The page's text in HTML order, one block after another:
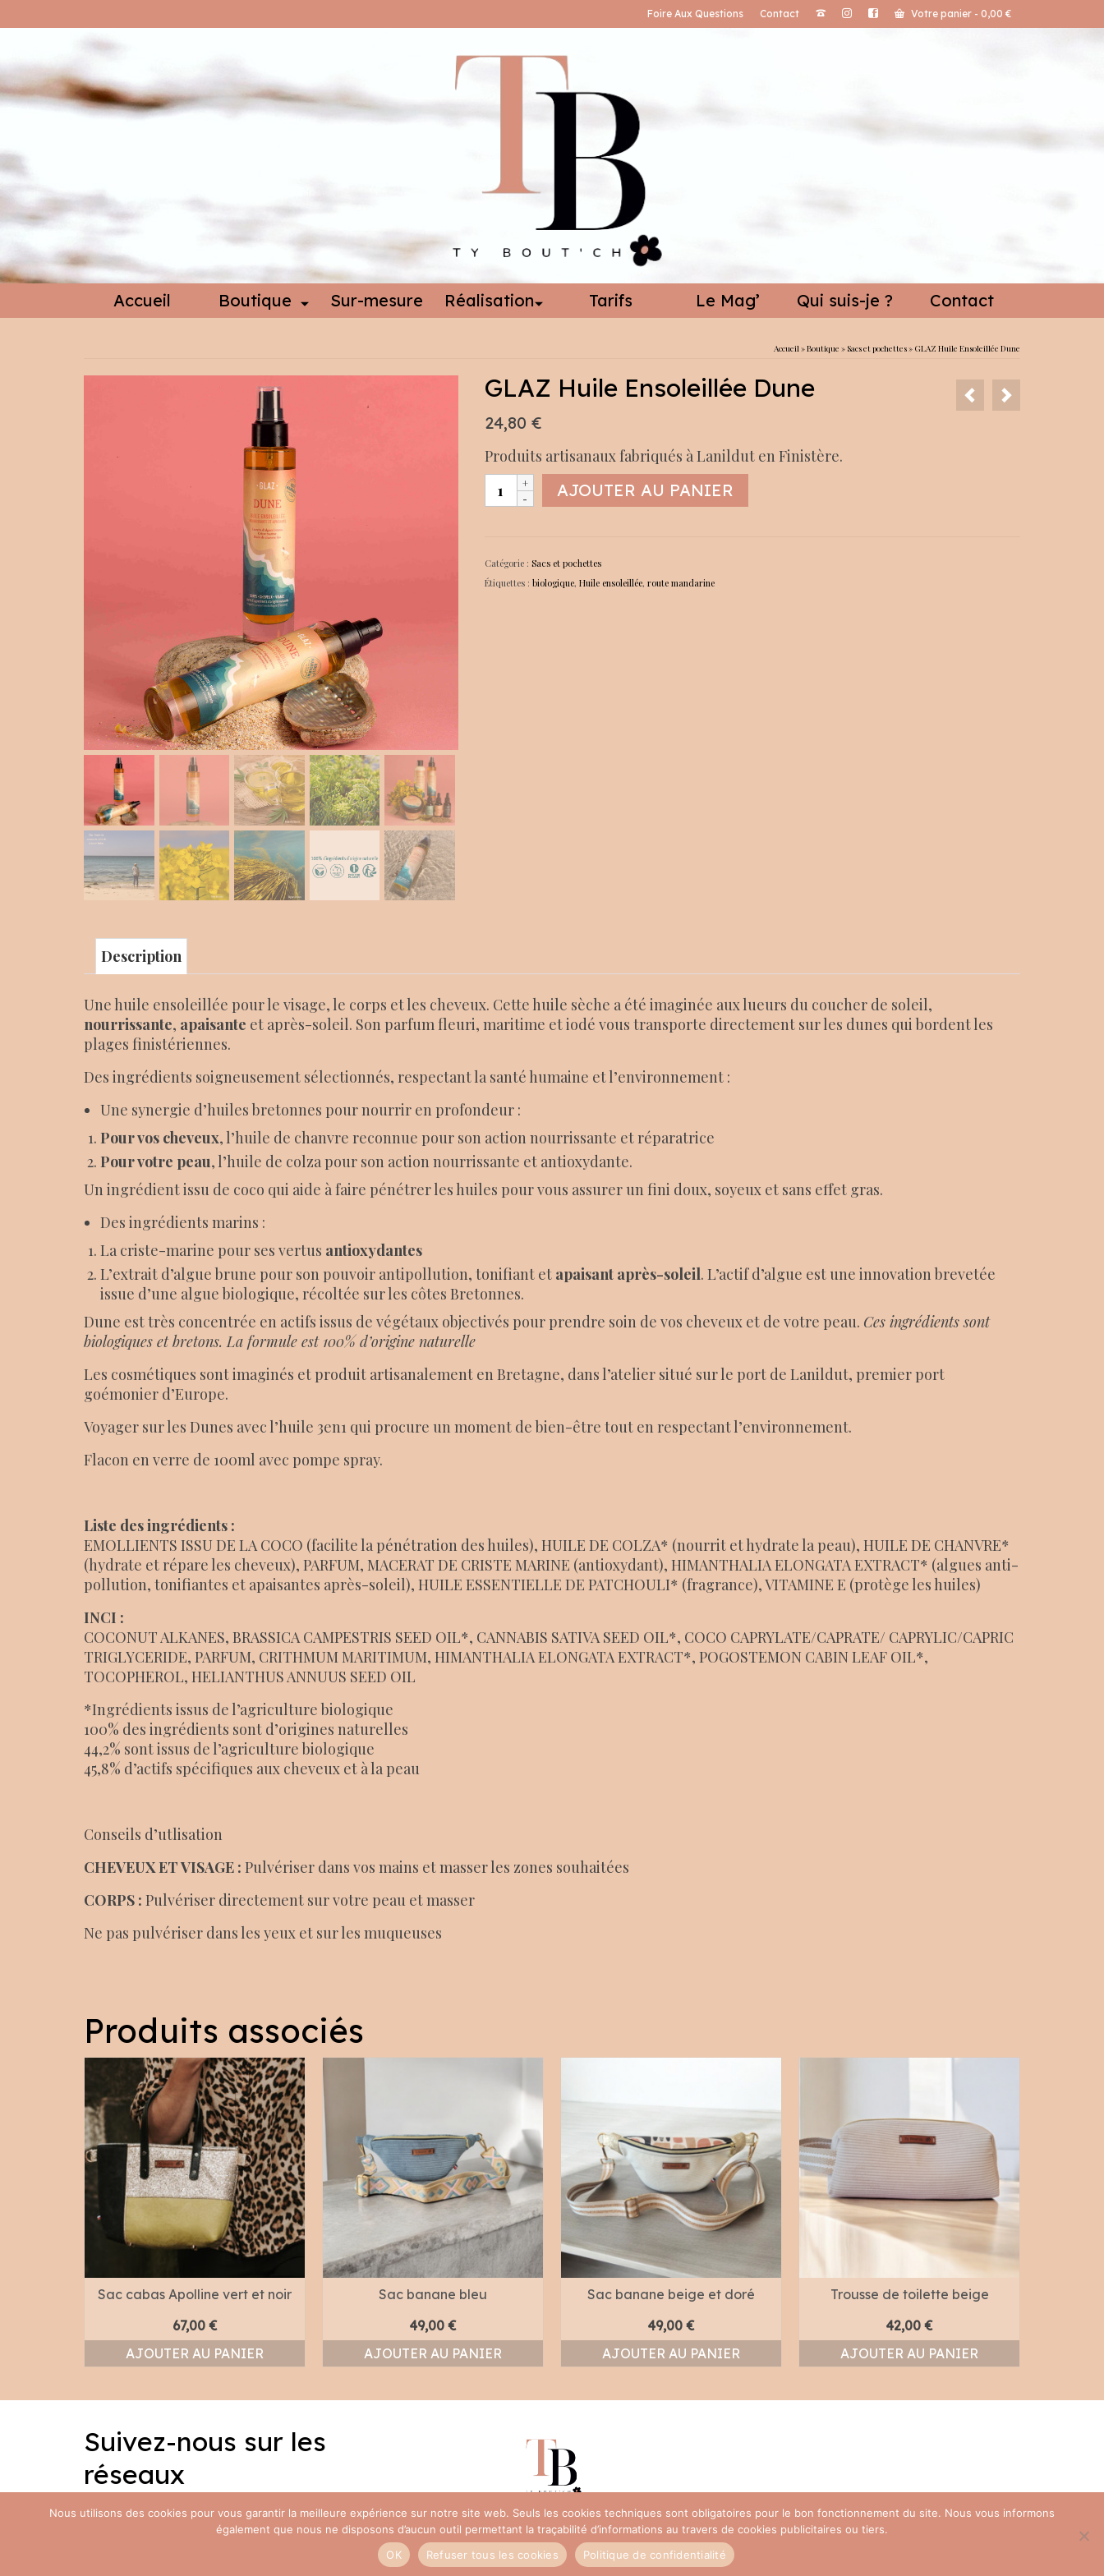
Foire Aux Questions Contact Votre panier - 0,00 €
Accueil Boutique Sur-mesure Réalisation Tarifs Le Mag’ Qui suis-je ? Contact
Accueil»Boutique » Sacs et pochettes» GLAZ Huile Ensoleillée Dune
GLAZ Huile Ensoleillée Dune
24,80 €
Produits artisanaux fabriqués à Lanildut en Finistère.
quantité
de
Ensoleillée
Dune
AJOUTER AU PANIER
Catégorie : Sacs et pochettes
Étiquettes : biologique, Huile ensoleillée, route mandarine
Description
Une huile ensoleillée pour le visage, le corps et les cheveux. Cette huile sèche a été imaginée aux lueurs du coucher de soleil,
nourrissante, apaisante et après-soleil. Son parfum fleuri, maritime et iodé vous transporte directement sur les dunes qui bordent les
plages finistériennes.
Des ingrédients soigneusement sélectionnés, respectant la santé humaine et l’environnement :
Une synergie d’huiles bretonnes pour nourrir en profondeur :
Pour vos cheveux, l’huile de chanvre reconnue pour son action nourrissante et réparatrice
Pour votre peau, l’huile de colza pour son action nourrissante et antioxydante.
Un ingrédient issu de coco qui aide à faire pénétrer les huiles pour vous assurer un fini doux, soyeux et sans effet gras.
Des ingrédients marins :
La criste-marine pour ses vertus antioxydantes
L’extrait d’algue brune pour son pouvoir antipollution, tonifiant et apaisant après-soleil. L’actif d’algue est une innovation brevetée
issue d’une algue biologique, récoltée sur les côtes Bretonnes.
Dune est très concentrée en actifs issus de végétaux objectivés pour prendre soin de vos cheveux et de votre peau. Ces ingrédients sont
biologiques et bretons. La formule est 100% d’origine naturelle
Les cosmétiques sont imaginés et produit artisanalement en Bretagne, dans l’atelier situé sur le port de Lanildut, premier port
goémonier d’Europe.
Voyager sur les Dunes avec l’huile 3en1 qui procure un moment de bien-être tout en respectant l’environnement.
Flacon en verre de 100ml avec pompe spray.
Liste des ingrédients :
EMOLLIENTS ISSU DE LA COCO (facilite la pénétration des huiles), HUILE DE COLZA* (nourrit et hydrate la peau), HUILE DE CHANVRE*
(hydrate et répare les cheveux), PARFUM, MACERAT DE CRISTE MARINE (antioxydant), HIMANTHALIA ELONGATA EXTRACT* (algues anti-
pollution, tonifiantes et apaisantes après-soleil), HUILE ESSENTIELLE DE PATCHOULI* (fragrance), VITAMINE E (protège les huiles)
INCI :
COCONUT ALKANES, BRASSICA CAMPESTRIS SEED OIL*, CANNABIS SATIVA SEED OIL*, COCO CAPRYLATE/CAPRATE/ CAPRYLIC/CAPRIC
TRIGLYCERIDE, PARFUM, CRITHMUM MARITIMUM, HIMANTHALIA ELONGATA EXTRACT*, POGOSTEMON CABIN LEAF OIL*,
TOCOPHEROL, HELIANTHUS ANNUUS SEED OIL
*Ingrédients issus de l’agriculture biologique
100% des ingrédients sont d’origines naturelles
44,2% sont issus de l’agriculture biologique
45,8% d’actifs spécifiques aux cheveux et à la peau
Conseils d’utlisation
CHEVEUX ET VISAGE : Pulvériser dans vos mains et masser les zones souhaitées
CORPS : Pulvériser directement sur votre peau et masser
Ne pas pulvériser dans les yeux et sur les muqueuses
Produits associés
Sac cabas Apolline vert et noir
67,00 €
AJOUTER AU PANIER
Sac banane bleu
49,00 €
AJOUTER AU PANIER
Sac banane beige et doré
49,00 €
AJOUTER AU PANIER
Trousse de toilette beige
42,00 €
AJOUTER AU PANIER
Suivez-nous sur les
réseaux
Facebook
Instagram
Foire Aux Questions
Nous utilisons des cookies pour vous garantir la meilleure expérience sur notre site web. Seuls les cookies techniques sont obligatoires pour le bon fonctionnement du site. Nous vous informons
également que nous ne disposons d’aucun outil permettant la traçabilité d’informations au travers de cookies publicitaires ou tiers.
OK
Refuser tous les cookies Politique de confidentialité